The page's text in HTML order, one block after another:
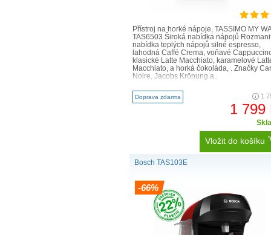
Přístroj na horké nápoje, TASSIMO MY
TAS6503 Široká nabídka nápojů
nabídka teplých nápojů silné espresso,
lahodná Caffé Crema, voňavé
klasické Latte Macchiato, karamelové
Macchiato, a horká čokoláda, . Značky
Noire, Jacobs Krönung a..
Doprava zdarma 1
1 799
Vložit do košíku
Bosch TAS103E
-66%